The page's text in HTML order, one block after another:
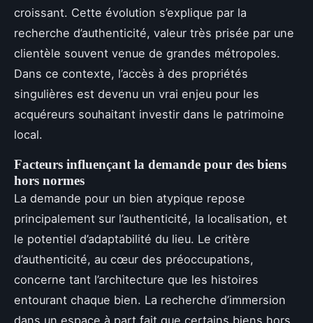
croissant. Cette évolution s’explique par la
recherche d’authenticité, valeur très prisée par une
clientèle souvent venue de grandes métropoles.
Dans ce contexte, l’accès à des propriétés
singulières est devenu un vrai enjeu pour les
acquéreurs souhaitant investir dans le patrimoine
local.
Facteurs influençant la demande pour des biens
hors normes
La demande pour un bien atypique repose
principalement sur l’authenticité, la localisation, et
le potentiel d’adaptabilité du lieu. Le critère
d’authenticité, au cœur des préoccupations,
concerne tant l’architecture que les histoires
entourant chaque bien. La recherche d’immersion
dans un espace à part fait que certains biens hors